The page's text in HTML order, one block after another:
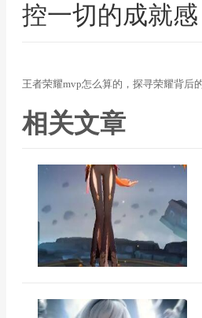
控一切的成就
王者荣耀mvp怎么算的，探寻荣耀背后
相关文章